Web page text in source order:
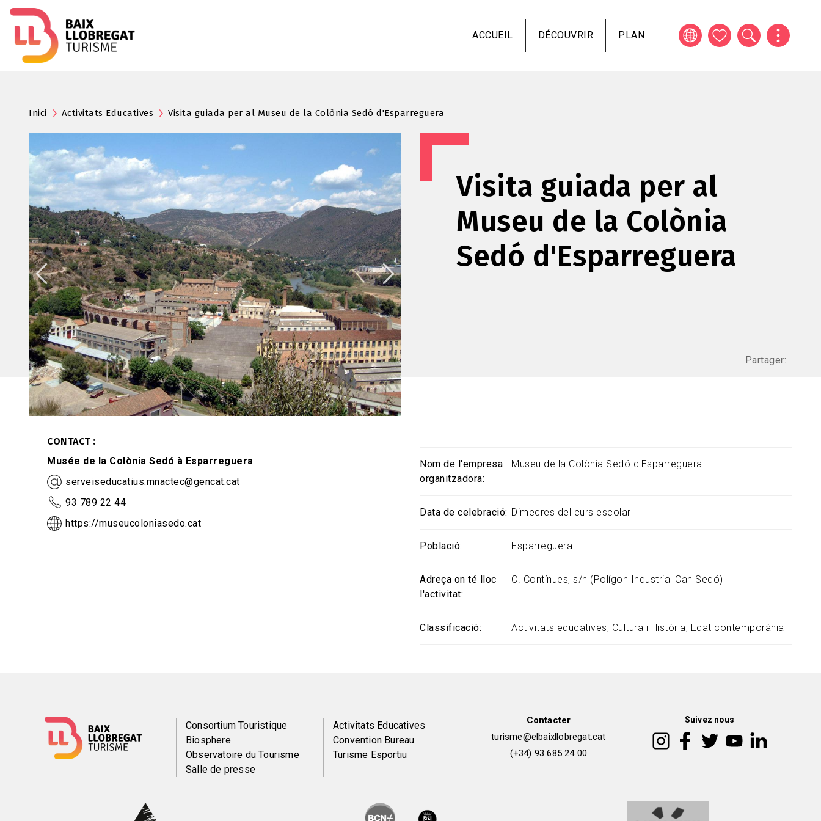
ACCUEIL DÉCOUVRIR PLAN
Inici Activitats Educatives Visita guiada per al Museu de la Colònia Sedó d'Esparreguera
Visita guiada per al
Museu de la Colònia
Sedó d'Esparreguera
Partager:
CONTACT
Musée de la Colònia Sedó à Esparreguera
serveiseducatius.mnactec@gencat.cat
93 789 22 44
https://museucoloniasedo.cat
Nom de l'empresa
organitzadora
Museu de la Colònia Sedó d'Esparreguera
Data de celebració Dimecres del curs escolar
Població Esparreguera
Adreça on té lloc
l'activitat
C. Contínues, s/n (Polígon Industrial Can Sedó)
Classificació Activitats educatives Cultura i Història Edat contemporània
Menú
del
Consortium Touristique
Biosphere
Observatoire du Tourisme
Salle de presse
Peu
de
Activitats Educatives
Convention Bureau
Turisme Esportiu
Contacter
turisme@elbaixllobregat.cat
(+34) 93 685 24 00
Suivez nous